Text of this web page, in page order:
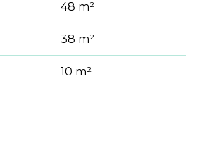
48 m²
38 m²
10 m²